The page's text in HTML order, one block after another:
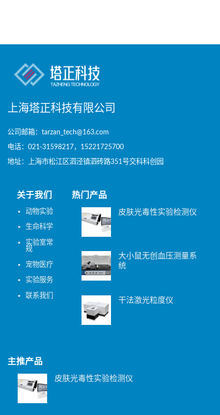
上海塔正科技有限公司
公司邮箱：tarzan_tech@163.com
电话：021-31598217，15221725700
地址：上海市松江区泗泾镇泗砖路351号交科科创园
关于我们
动物实验
生命科学
实验室常
规
宠物医疗
实验服务
联系我们
热门产品
皮肤光毒性实验检测仪
大小鼠无创血压测量系
统
干法激光粒度仪
主推产品
皮肤光毒性实验检测仪